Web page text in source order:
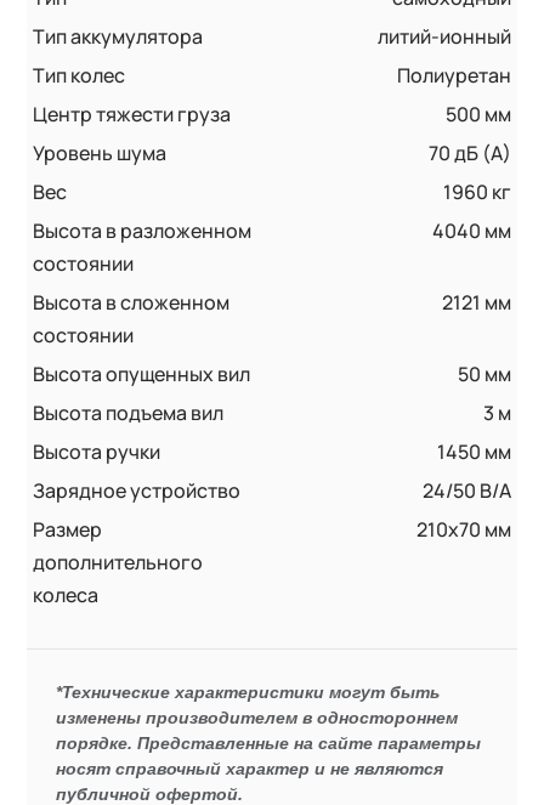
Тип аккумулятора
литий-ионный
Тип колес
Полиуретан
Центр тяжести груза
500 мм
Уровень шума
70 дБ (А)
Вес
1960 кг
Высота в разложенном
состоянии
4040 мм
Высота в сложенном
состоянии
2121 мм
Высота опущенных вил
50 мм
Высота подъема вил
3 м
Высота ручки
1450 мм
Зарядное устройство
24/50 В/А
Размер
дополнительного
колеса
210x70 мм
*Технические характеристики могут быть
изменены производителем в одностороннем
порядке. Представленные на сайте параметры
носят справочный характер и не являются
публичной офертой.